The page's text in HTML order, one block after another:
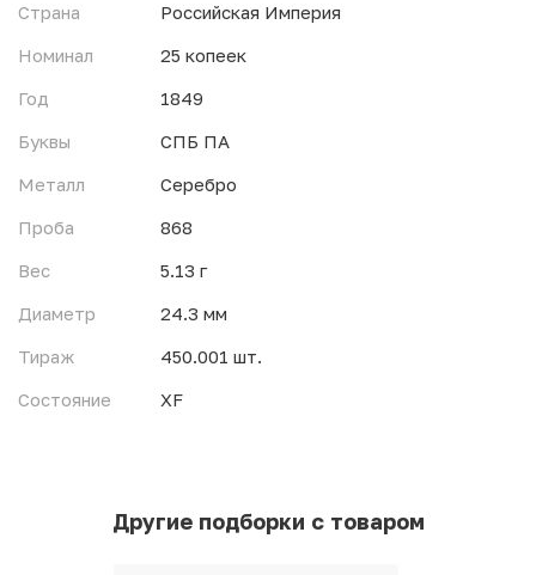
Страна
Российская Империя
Номинал
25 копеек
Год
1849
Буквы
СПБ ПА
Металл
Серебро
Проба
868
Вес
5.13 г
Диаметр
24.3 мм
Тираж
450.001 шт.
Состояние
XF
Другие подборки с товаром